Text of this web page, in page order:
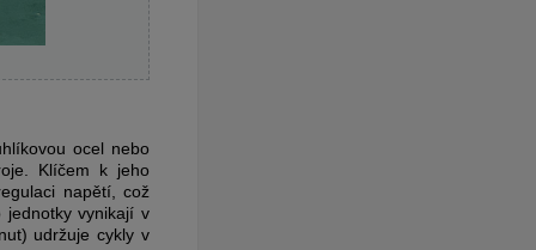
ocel nebo
Klíčem k jeho
napětí, což
jednotky vynikají v
udržuje cykly v